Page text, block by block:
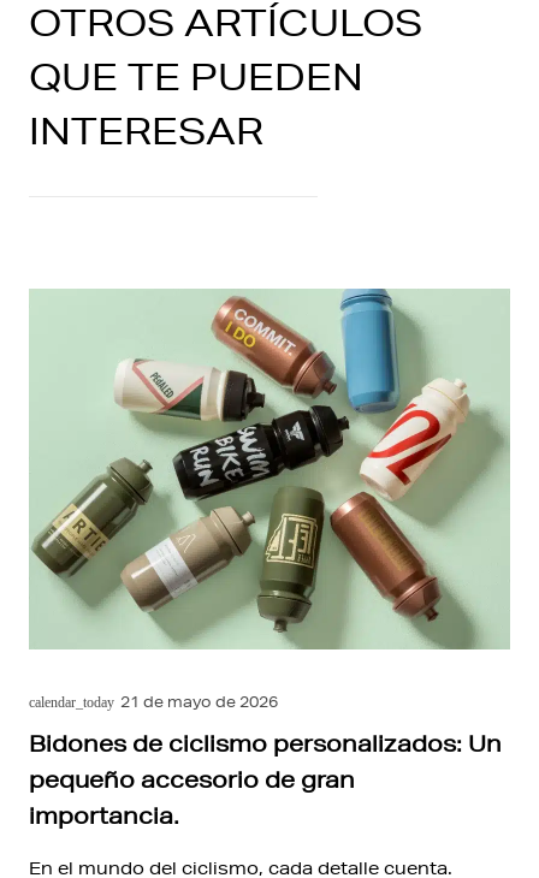
OTROS ARTÍCULOS
QUE TE PUEDEN
INTERESAR
calendar_today 21 de mayo de 2026
Bidones de ciclismo personalizados: Un
pequeño accesorio de gran
importancia.
En el mundo del ciclismo, cada detalle cuenta.